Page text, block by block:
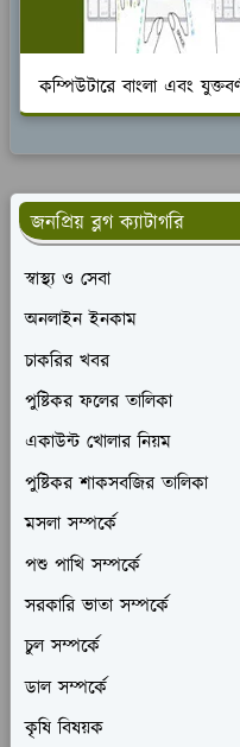
কম্পিউটারে বাংলা এবং
জনপ্রিয় ব্লগ ক্যাটাগরি
স্বাস্থ্য ও সেবা
অনলাইন ইনকাম
চাকরির খবর
পুষ্টিকর ফলের তালিকা
একাউন্ট খোলার নিয়ম
পুষ্টিকর শাকসবজির তালিকা
মসলা সম্পর্কে
পশু পাখি সম্পর্কে
সরকারি ভাতা সম্পর্কে
চুল সম্পর্কে
ডাল সম্পর্কে
কৃষি বিষয়ক